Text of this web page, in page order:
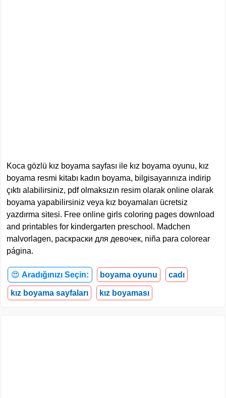
Koca gözlü kız boyama sayfası ile kız boyama oyunu, kız
boyama resmi kitabı kadın boyama, bilgisayarınıza indirip
çıktı alabilirsiniz, pdf olmaksızın resim olarak online olarak
boyama yapabilirsiniz veya kız boyamaları ücretsiz
yazdırma sitesi. Free online girls coloring pages download
and printables for kindergarten preschool. Madchen
malvorlagen, раскраски для девочек, niña para colorear
página.
😍 Aradığınızı Seçin: boyama oyunu cadı
kız boyama sayfaları kız boyaması